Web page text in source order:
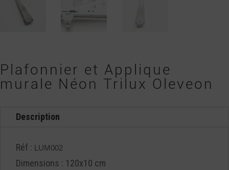
Plafonnier et Applique
murale Néon Trilux Oleveon
Description
Réf : LUM002
Dimensions : 120x10 cm